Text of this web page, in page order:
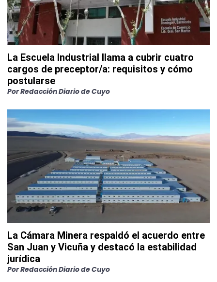
La Escuela Industrial llama a cubrir cuatro
cargos de preceptor/a: requisitos y cómo
postularse
PorRedacción Diario de Cuyo
La Cámara Minera respaldó el acuerdo entre
San Juan y Vicuña y destacó la estabilidad
jurídica
PorRedacción Diario de Cuyo